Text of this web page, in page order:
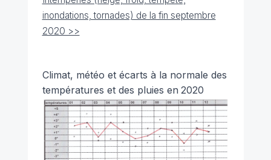
inondations, tornades) de la fin septembre
2020 >>
Climat, météo et écarts à la normale des
températures et des pluies en 2020